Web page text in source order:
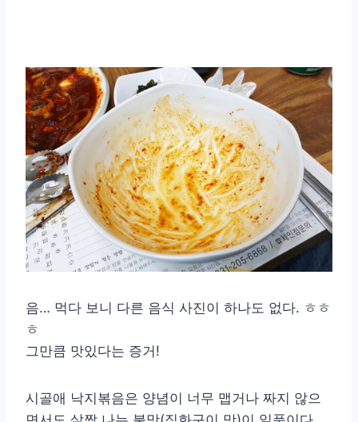
음… 먹다 보니 다른 음식 사진이 하나도 없다. ㅎㅎ
ㅎ
그만큼 맛있다는 증거!
시골애 낙지볶음은 양념이 너무 맵거나 짜지 않으